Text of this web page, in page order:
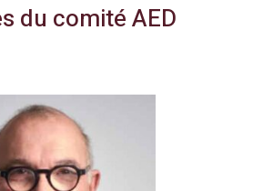
du comité AED